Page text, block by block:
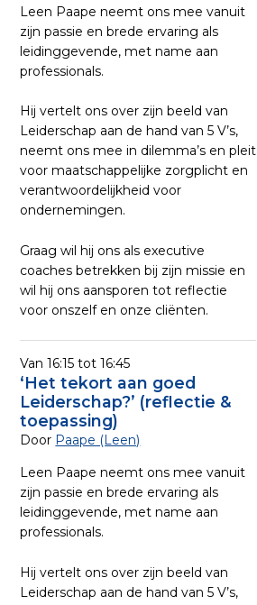
n
t
e
n
t
Leen Paape neemt ons mee vanuit
zijn passie en brede ervaring als
leidinggevende, met name aan
professionals.
Hij vertelt ons over zijn beeld van
Leiderschap aan de hand van 5 V’s,
neemt ons mee in dilemma’s en pleit
voor maatschappelijke zorgplicht en
verantwoordelijkheid voor
ondernemingen.
Graag wil hij ons als executive
coaches betrekken bij zijn missie en
wil hij ons aansporen tot reflectie
voor onszelf en onze cliënten.
Van 16:15 tot 16:45
‘Het tekort aan goed
Leiderschap?’ (reflectie &
toepassing)
Door Paape (Leen)
Leen Paape neemt ons mee vanuit
zijn passie en brede ervaring als
leidinggevende, met name aan
professionals.
Hij vertelt ons over zijn beeld van
Leiderschap aan de hand van 5 V’s,